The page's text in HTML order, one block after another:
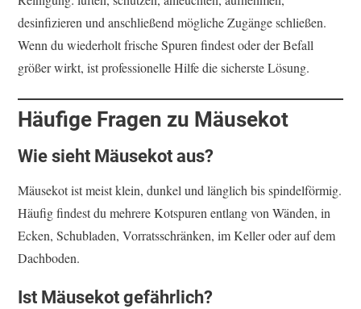
desinfizieren und anschließend mögliche Zugänge schließen.
Wenn du wiederholt frische Spuren findest oder der Befall
größer wirkt, ist professionelle Hilfe die sicherste Lösung.
Häufige Fragen zu Mäusekot
Wie sieht Mäusekot aus?
Mäusekot ist meist klein, dunkel und länglich bis spindelförmig.
Häufig findest du mehrere Kotspuren entlang von Wänden, in
Ecken, Schubladen, Vorratsschränken, im Keller oder auf dem
Dachboden.
Ist Mäusekot gefährlich?